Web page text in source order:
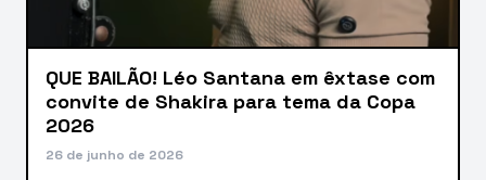
QUE BAILÃO! Léo Santana em êxtase com
convite de Shakira para tema da Copa
2026
26 de junho de 2026